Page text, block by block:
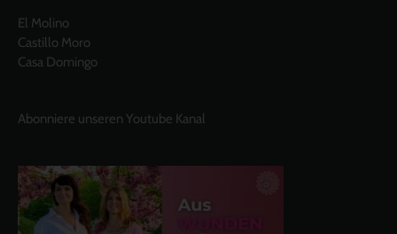
El Molino
Castillo Moro
Casa Domingo
Abonniere unseren Youtube Kanal